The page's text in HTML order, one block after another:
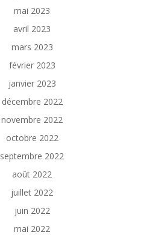
mai 2023
avril 2023
mars 2023
février 2023
janvier 2023
décembre 2022
novembre 2022
octobre 2022
septembre 2022
août 2022
juillet 2022
juin 2022
mai 2022